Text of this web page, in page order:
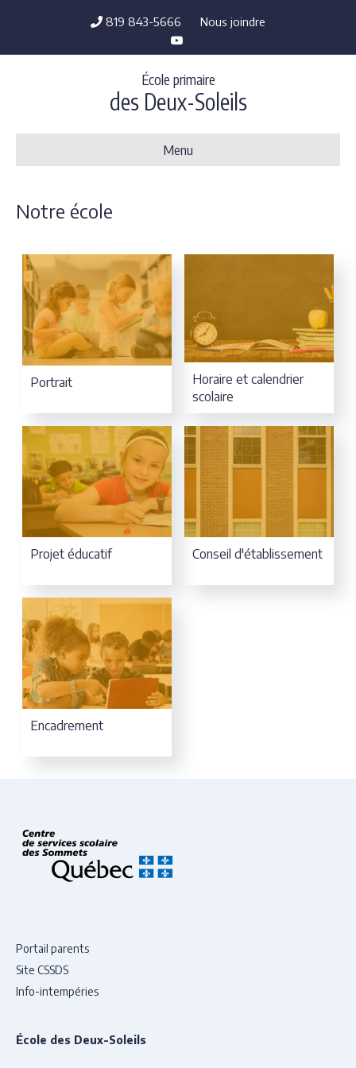
819 843-5666
Nous joindre
Y
o
u
u
e
École primaire
des Deux-Soleils
Menu
Notre école
Portrait
Horaire et calendrier
scolaire
Projet éducatif Conseil d'établissement
Encadrement
Portail parents
Site CSSDS
Info-intempéries
École des Deux-Soleils